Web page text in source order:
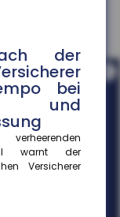
der
bei
und
warnt der
Versicherer